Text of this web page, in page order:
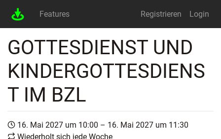
Features Registrieren Login
GOTTESDIENST UND
KINDERGOTTESDIENS
T IM BZL
16. Mai 2027 um 10:00 – 16. Mai 2027 um 11:30
Wiederholt sich jede Woche